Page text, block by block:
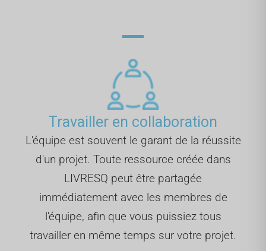
Travailler en collaboration
L'équipe est souvent le garant de la réussite
d'un projet. Toute ressource créée dans
LIVRESQ peut être partagée
immédiatement avec les membres de
l'équipe, afin que vous puissiez tous
travailler en même temps sur votre projet.